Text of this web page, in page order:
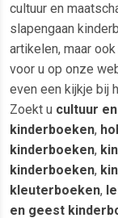
cultuur en
slapengaan
artikelen, maar
voor u op onze
even een kijkje bij
Zoekt u cultuur
kinderboeken,
kinderboeken,
kinderboeken,
kleuterboeken,
en geest